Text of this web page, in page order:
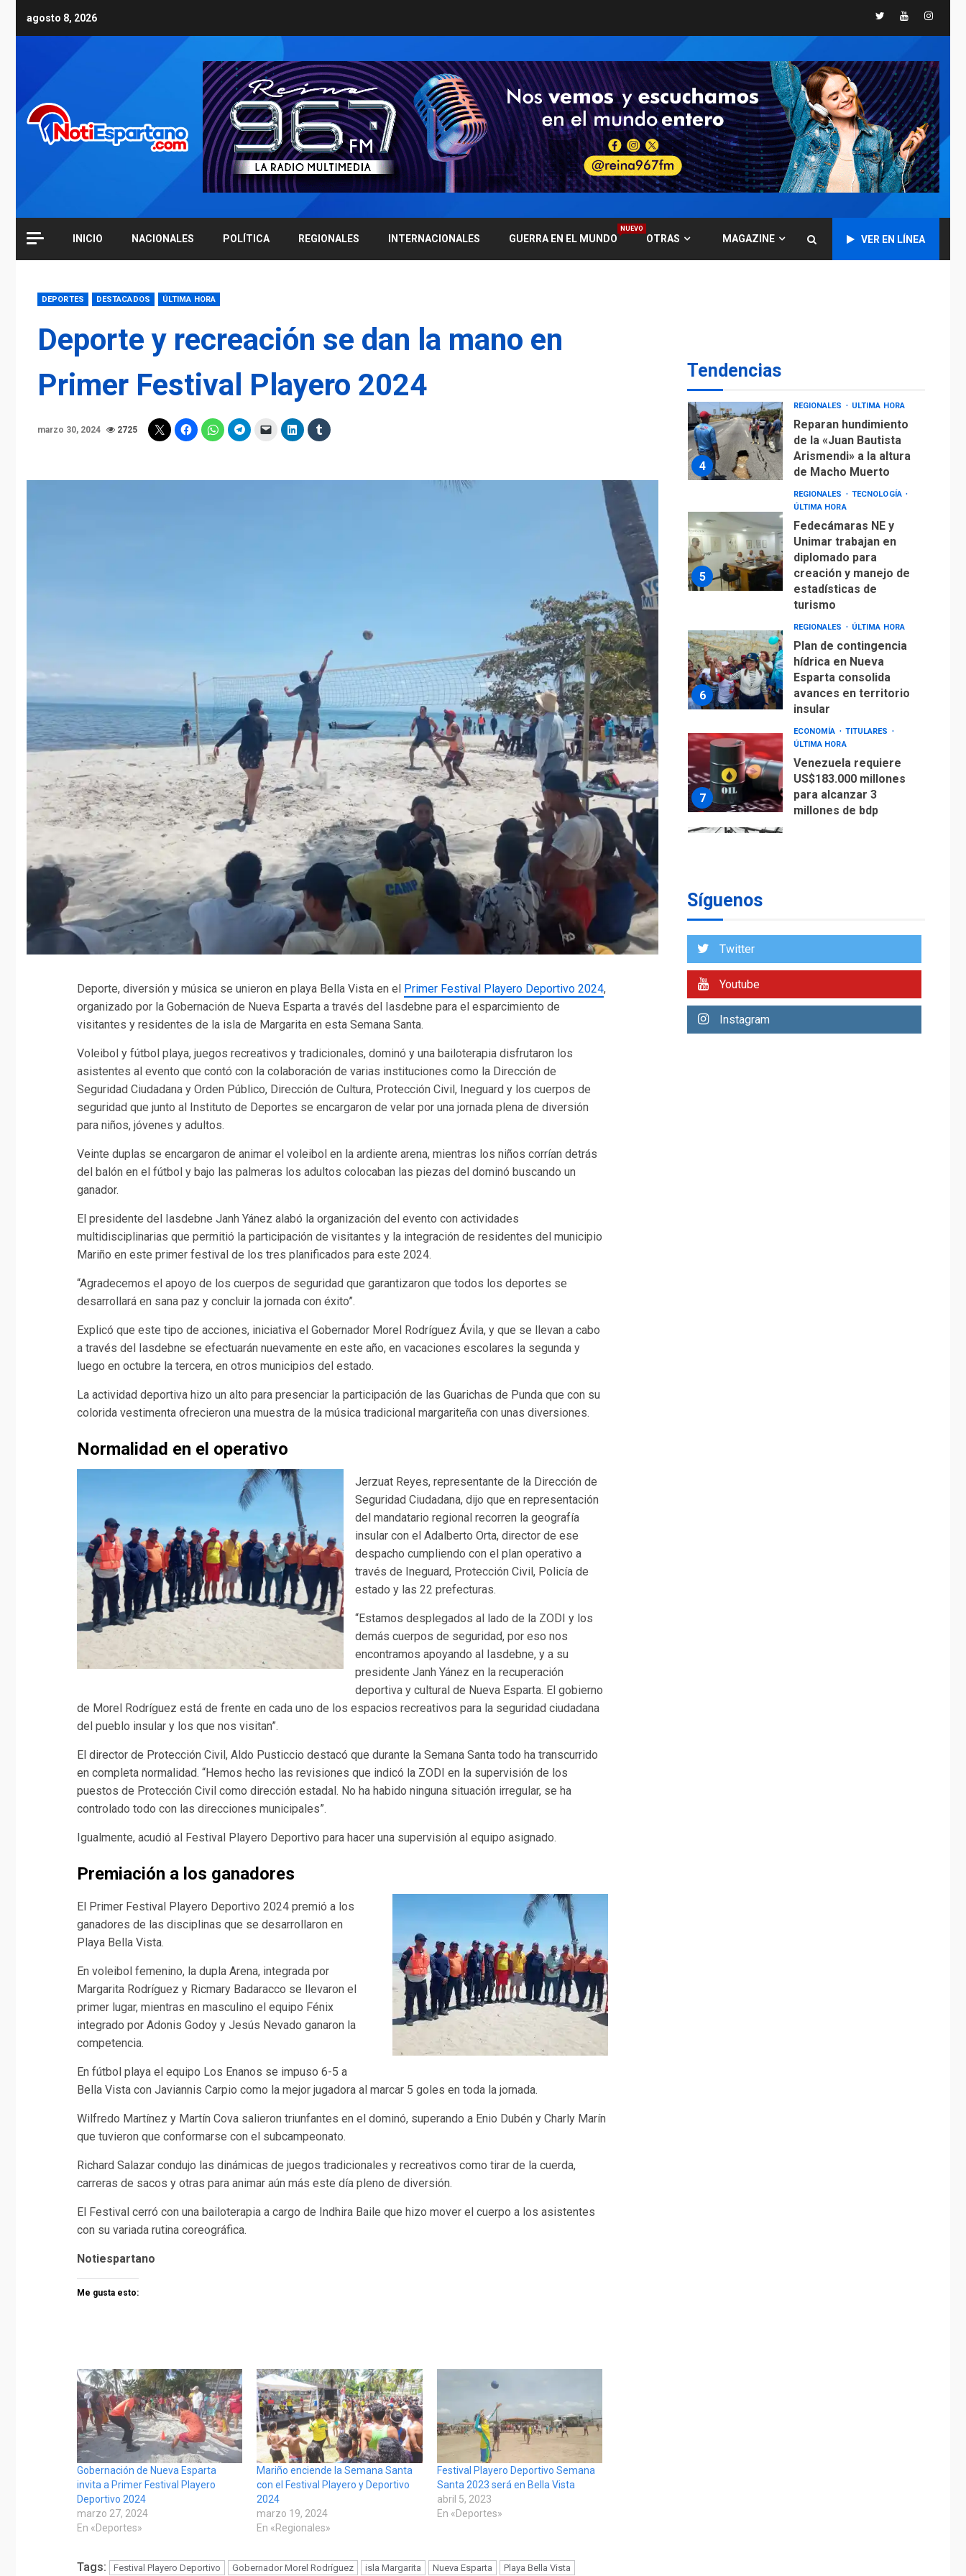
agosto 8, 2026 TwitterYoutube
INICIO NACIONALES POLÍTICA REGIONALES INTERNACIONALES GUERRA EN EL MUNDO
NUEVO
OTRAS MAGAZINE VER EN LÍNEA
DEPORTES DESTACADOS ÚLTIMA HORA
Deporte y recreación se dan la mano en
Primer Festival Playero 2024
marzo 30, 2024 2725
Deporte, diversión y música se unieron en playa Bella Vista en el Primer Festival Playero Deportivo 2024,
organizado por la Gobernación de Nueva Esparta a través del Iasdebne para el esparcimiento de
visitantes y residentes de la isla de Margarita en esta Semana Santa.
Voleibol y fútbol playa, juegos recreativos y tradicionales, dominó y una bailoterapia disfrutaron los
asistentes al evento que contó con la colaboración de varias instituciones como la Dirección de
Seguridad Ciudadana y Orden Público, Dirección de Cultura, Protección Civil, Ineguard y los cuerpos de
seguridad que junto al Instituto de Deportes se encargaron de velar por una jornada plena de diversión
para niños, jóvenes y adultos.
Veinte duplas se encargaron de animar el voleibol en la ardiente arena, mientras los niños corrían detrás
del balón en el fútbol y bajo las palmeras los adultos colocaban las piezas del dominó buscando un
ganador.
El presidente del Iasdebne Janh Yánez alabó la organización del evento con actividades
multidisciplinarias que permitió la participación de visitantes y la integración de residentes del municipio
Mariño en este primer festival de los tres planificados para este 2024.
“Agradecemos el apoyo de los cuerpos de seguridad que garantizaron que todos los deportes se
desarrollará en sana paz y concluir la jornada con éxito”.
Explicó que este tipo de acciones, iniciativa el Gobernador Morel Rodríguez Ávila, y que se llevan a cabo
a través del Iasdebne se efectuarán nuevamente en este año, en vacaciones escolares la segunda y
luego en octubre la tercera, en otros municipios del estado.
La actividad deportiva hizo un alto para presenciar la participación de las Guarichas de Punda que con su
colorida vestimenta ofrecieron una muestra de la música tradicional margariteña con unas diversiones.
Normalidad en el operativo
Jerzuat Reyes, representante de la Dirección de
Seguridad Ciudadana, dijo que en representación
del mandatario regional recorren la geografía
insular con el Adalberto Orta, director de ese
despacho cumpliendo con el plan operativo a
través de Ineguard, Protección Civil, Policía de
estado y las 22 prefecturas.
“Estamos desplegados al lado de la ZODI y los
demás cuerpos de seguridad, por eso nos
encontramos apoyando al Iasdebne, y a su
presidente Janh Yánez en la recuperación
deportiva y cultural de Nueva Esparta. El gobierno
de Morel Rodríguez está de frente en cada uno de los espacios recreativos para la seguridad ciudadana
del pueblo insular y los que nos visitan”.
El director de Protección Civil, Aldo Pusticcio destacó que durante la Semana Santa todo ha transcurrido
en completa normalidad. “Hemos hecho las revisiones que indicó la ZODI en la supervisión de los
puestos de Protección Civil como dirección estadal. No ha habido ninguna situación irregular, se ha
controlado todo con las direcciones municipales”.
Igualmente, acudió al Festival Playero Deportivo para hacer una supervisión al equipo asignado.
Premiación a los ganadores
El Primer Festival Playero Deportivo 2024 premió a los
ganadores de las disciplinas que se desarrollaron en
Playa Bella Vista.
En voleibol femenino, la dupla Arena, integrada por
Margarita Rodríguez y Ricmary Badaracco se llevaron el
primer lugar, mientras en masculino el equipo Fénix
integrado por Adonis Godoy y Jesús Nevado ganaron la
competencia.
En fútbol playa el equipo Los Enanos se impuso 6-5 a
Bella Vista con Javiannis Carpio como la mejor jugadora al marcar 5 goles en toda la jornada.
Wilfredo Martínez y Martín Cova salieron triunfantes en el dominó, superando a Enio Dubén y Charly Marín
que tuvieron que conformarse con el subcampeonato.
Richard Salazar condujo las dinámicas de juegos tradicionales y recreativos como tirar de la cuerda,
carreras de sacos y otras para animar aún más este día pleno de diversión.
El Festival cerró con una bailoterapia a cargo de Indhira Baile que hizo mover el cuerpo a los asistentes
con su variada rutina coreográfica.
Notiespartano
Me gusta esto:
Gobernación de Nueva Esparta
invita a Primer Festival Playero
Deportivo 2024
marzo 27, 2024
En «Deportes»
Mariño enciende la Semana Santa
con el Festival Playero y Deportivo
2024
marzo 19, 2024
En «Regionales»
Festival Playero Deportivo Semana
Santa 2023 será en Bella Vista
abril 5, 2023
En «Deportes»
Tags: Festival Playero Deportivo Gobernador Morel Rodríguez isla Margarita Nueva Esparta Playa Bella Vista
Tendencias
Libro de Guadalupe
Burelli eleva sus
velas en Margarita
2
REGIONALES ÚLTIMA HORA
Margarita será sede
de Programa
“Cuidadores 360”
para aprender a
atender adultos
mayores
ÚLTIMA HORA
Mariño fortalece
capacidad operativa
con flota vehicular de
60 unidades
4
REGIONALES
TECNOLOGÍA
ÚLTIMA HORA
Fedecámaras NE y
Unimar trabajan en
diplomado para
estadísticas de
REGIONALES ÚLTIMA HORA
Plan de contingencia
hídrica en Nueva
Esparta consolida
avances en territorio
insular
7
ECONOMÍA
TITULARES
ÚLTIMA HORA
Venezuela requiere
US$183.000 millones
para alcanzar 3
1
Libro de Guadalupe
Burelli eleva sus
velas en Margarita
2
3
Mariño fortalece
con flota vehicular de
adquiridas en un año
Síguenos
Twitter
Youtube
Instagram